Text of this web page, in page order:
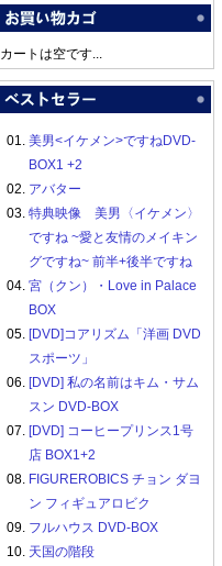
カートは空です...
01. 美男<イケメン>ですねDVD-
BOX1 +2
02. アバター
03. 特典映像 美男〈イケメン〉
ですね ~愛と友情のメイキン
グですね~ 前半+後半ですね
04. 宮（クン）・Love in Palace
BOX
05. [DVD]コアリズム「洋画 DVD
スポーツ」
06. [DVD] 私の名前はキム・サム
スン DVD-BOX
07. [DVD] コーヒープリンス1号
店 BOX1+2
08. FIGUREROBICS チョン ダヨ
ン フィギュアロビク
09. フルハウス DVD-BOX
10. 天国の階段